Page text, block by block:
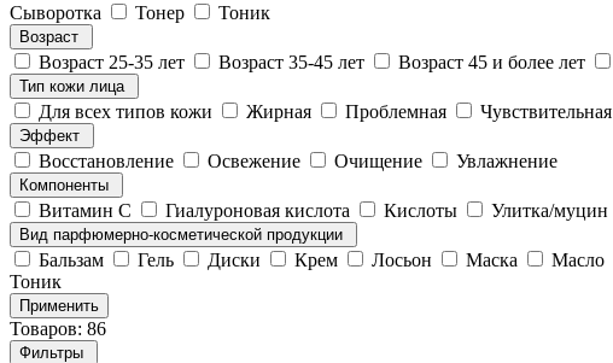
Сыворотка
Тонер Тоник
Возраст
Возраст 25-35 лет Возраст 35-45 лет Возраст 45 и более лет
Тип кожи лица
Для всех типов кожи Жирная Проблемная Чувствительная
Эффект
Восстановление Освежение Очищение Увлажнение
Компоненты
Витамин C Гиалуроновая кислота Кислоты Улитка/муцин
Вид парфюмерно-косметической продукции
Бальзам Гель Диски Крем Лосьон Маска Масло
Тоник
Применить
Товаров: 86
Фильтры